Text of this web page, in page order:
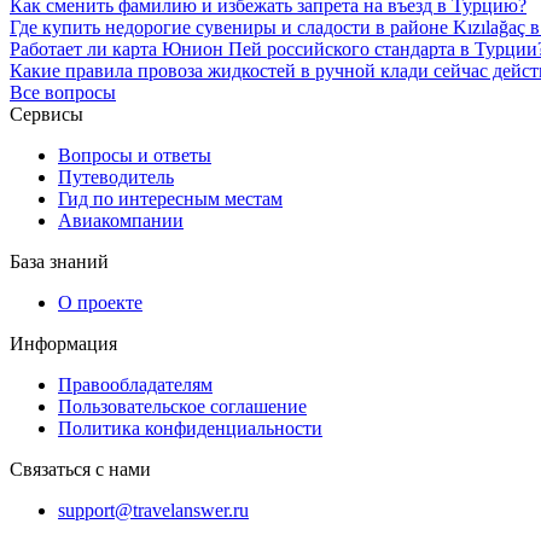
Как сменить фамилию и избежать запрета на въезд в Турцию?
Где купить недорогие сувениры и сладости в районе Kızılağaç
Работает ли карта Юнион Пей российского стандарта в
Какие правила провоза жидкостей в ручной клади сейчас
Все вопросы
Сервисы
Вопросы и ответы
Путеводитель
Гид по интересным местам
Авиакомпании
База знаний
О проекте
Информация
Правообладателям
Пользовательское соглашение
Политика конфиденциальности
Связаться с нами
support@travelanswer.ru